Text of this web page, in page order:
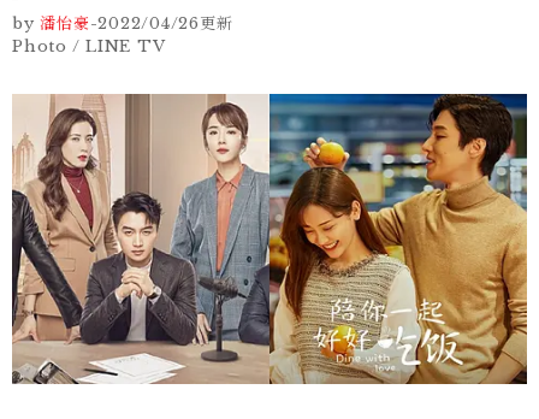
by 潘怡豪-2022/04/26更新
Photo / LINE TV